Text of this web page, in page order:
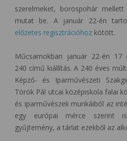
szerelmeket, borospohár
mutat be. A január 22-én
előzetes regisztrációhoz kötött.
Műcsarnokban január 22-én
240 című kiállítás. A 240 éves
Képző- és Iparművészeti
Török Pál utcai középiskola falai
és iparművészek munkáiból az
egy európai mérce szerint
gyűjtemény, a tárlat ezekből az